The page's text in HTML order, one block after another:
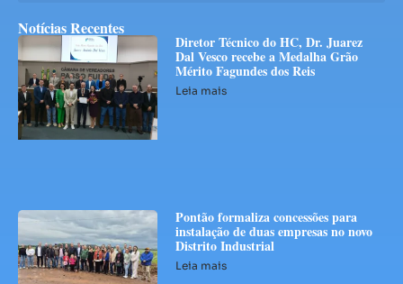
Notícias Recentes
Diretor Técnico do HC, Dr. Juarez
Dal Vesco recebe a Medalha Grão
Mérito Fagundes dos Reis
Leia mais
Pontão formaliza concessões para
instalação de duas empresas no novo
Distrito Industrial
Leia mais